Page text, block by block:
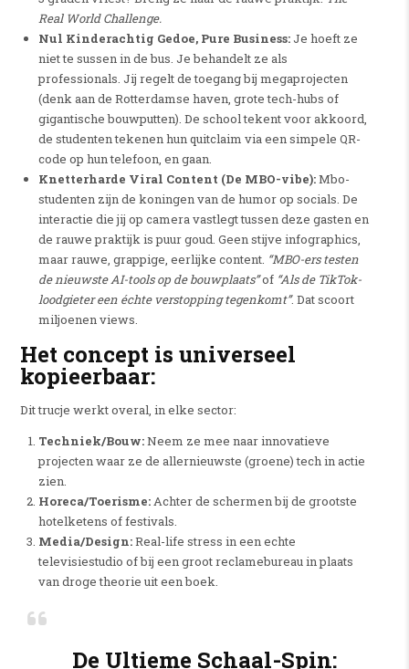
Real World Challenge.
Nul Kinderachtig Gedoe, Pure Business:Je hoeft ze
niet te sussen in de bus. Je behandelt ze als
professionals. Jij regelt de toegang bij megaprojecten
(denk aan de Rotterdamse haven, grote tech-hubs of
gigantische bouwputten). De school tekent voor akkoord,
de studenten tekenen hun quitclaim via een simpele QR-
code op hun telefoon, en gaan.
Knetterharde Viral Content (De MBO-vibe):Mbo-
studenten zijn de koningen van de humor op socials. De
interactie die jij op camera vastlegt tussen deze gasten en
de rauwe praktijk is puur goud. Geen stijve infographics,
maar rauwe, grappige, eerlijke content. “MBO-ers testen
de nieuwste AI-tools op de bouwplaats”of “Als de TikTok-
loodgieter een échte verstopping tegenkomt”. Dat scoort
miljoenen views.
Het concept is universeel
kopieerbaar:
Dit trucje werkt overal, in elke sector:
Techniek/Bouw:Neem ze mee naar innovatieve
projecten waar ze de allernieuwste (groene) tech in actie
zien.
Horeca/Toerisme:Achter de schermen bij de grootste
hotelketens of festivals.
Media/Design:Real-life stress in een echte
televisiestudio of bij een groot reclamebureau in plaats
van droge theorie uit een boek.
De Ultieme Schaal-Spin: